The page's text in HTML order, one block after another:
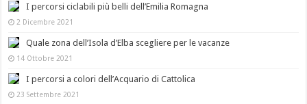
I percorsi ciclabili più belli dell’Emilia Romagna
2 Dicembre 2021
Quale zona dell’Isola d’Elba scegliere per le vacanze
14 Ottobre 2021
I percorsi a colori dell’Acquario di Cattolica
23 Settembre 2021